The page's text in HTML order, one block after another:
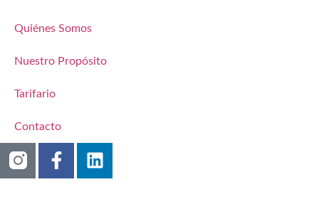
Quiénes Somos
Nuestro Propósito
Tarifario
Contacto